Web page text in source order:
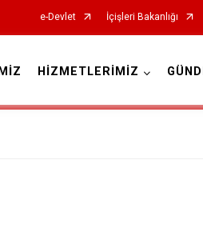
e-Devlet İçişleri Bakanlığı
HİZMETLERİMİZ